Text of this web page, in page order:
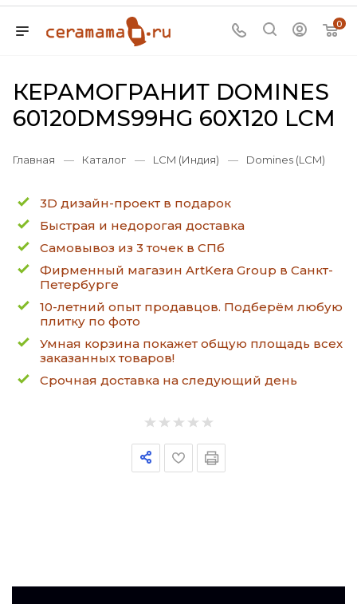
0
КЕРАМОГРАНИТ DOMINES
60120DMS99HG 60Х120 LCM
Главная — Каталог — LCM (Индия) — Domines (LCM)
3D дизайн-проект в подарок
Быстрая и недорогая доставка
Самовывоз из 3 точек в СПб
Фирменный магазин ArtKera Group в Санкт-
Петербурге
10-летний опыт продавцов. Подберём любую
плитку по фото
Умная корзина покажет общую площадь всех
заказанных товаров!
Срочная доставка на следующий день